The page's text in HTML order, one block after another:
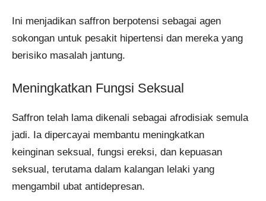
Ini menjadikan saffron berpotensi sebagai agen
sokongan untuk pesakit hipertensi dan mereka yang
berisiko masalah jantung.
Meningkatkan Fungsi Seksual
Saffron telah lama dikenali sebagai afrodisiak semula
jadi. Ia dipercayai membantu meningkatkan
keinginan seksual, fungsi ereksi, dan kepuasan
seksual, terutama dalam kalangan lelaki yang
mengambil ubat antidepresan.